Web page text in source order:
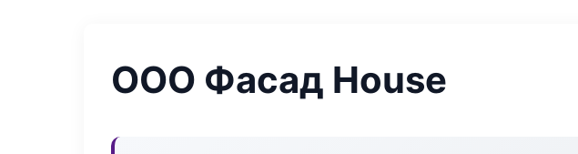
ООО Фасад House